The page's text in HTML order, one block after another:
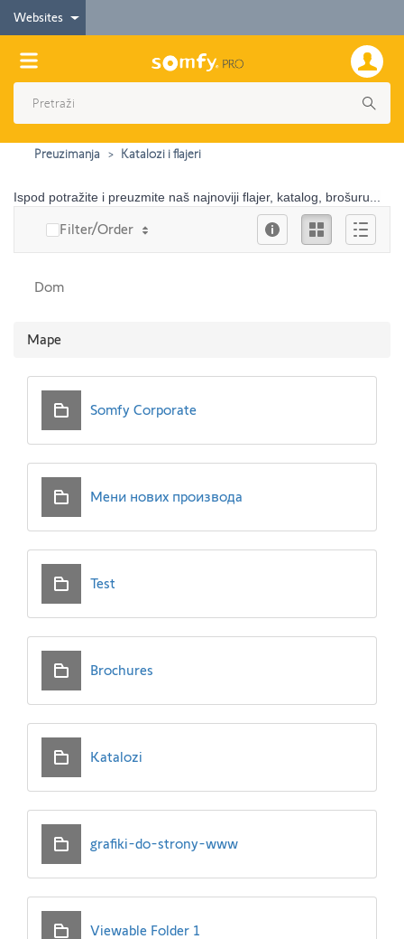
Websites
Preuzimanja Katalozi i flajeri
Ispod potražite i preuzmite naš najnoviji flajer, katalog, brošuru...
Filter/Order Ikona
Dom
Mape
Somfy Corporate
Мени нових производа
Test
Brochures
Katalozi
grafiki-do-strony-www
Viewable Folder 1